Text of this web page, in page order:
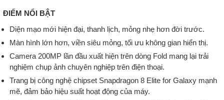
ĐIỂM NỔI BẬT
Diện mạo mới hiện đại, thanh lịch, mỏng nhẹ hơn đời trước.
Màn hình lớn hơn, viền siêu mỏng, tối ưu không gian hiển thị.
Camera 200MP lần đầu xuất hiện trên dòng Fold mang lại trải
nghiệm chụp ảnh chuyên nghiệp trên điện thoại.
Trang bị công nghệ chipset Snapdragon 8 Elite for Galaxy mạnh
mẽ, đảm bảo hiệu suất hoạt động của máy.